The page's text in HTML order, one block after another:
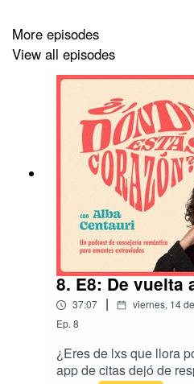
“¿Dónde estás corazón?” es
Síguenos en
@poliactivismo.
More episodes
View all episodes
8. E8: De vuelta
37:07 | viernes, 14
Ep. 8
¿Eres de lxs que llora
app de citas dejó de